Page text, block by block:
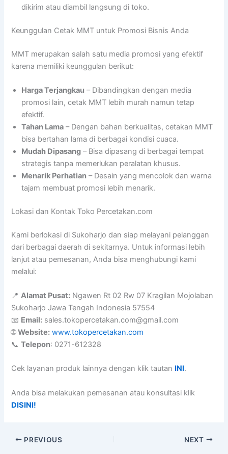
dikirim atau diambil langsung di toko.
Keunggulan Cetak MMT untuk Promosi Bisnis Anda
MMT merupakan salah satu media promosi yang efektif
karena memiliki keunggulan berikut:
Harga Terjangkau – Dibandingkan dengan media
promosi lain, cetak MMT lebih murah namun tetap
efektif.
Tahan Lama – Dengan bahan berkualitas, cetakan MMT
bisa bertahan lama di berbagai kondisi cuaca.
Mudah Dipasang – Bisa dipasang di berbagai tempat
strategis tanpa memerlukan peralatan khusus.
Menarik Perhatian – Desain yang mencolok dan warna
tajam membuat promosi lebih menarik.
Lokasi dan Kontak Toko Percetakan.com
Kami berlokasi di Sukoharjo dan siap melayani pelanggan
dari berbagai daerah di sekitarnya. Untuk informasi lebih
lanjut atau pemesanan, Anda bisa menghubungi kami
melalui:
📍Alamat Pusat: Ngawen Rt 02 Rw 07 Kragilan Mojolaban
Sukoharjo Jawa Tengah Indonesia 57554
📧 Email: sales.tokopercetakan.com@gmail.com
🌐Website: www.tokopercetakan.com
📞Telepon: 0271-612328
Cek layanan produk lainnya dengan klik tautan INI.
Anda bisa melakukan pemesanan atau konsultasi klik
DISINI!
PREVIOUS NEXT